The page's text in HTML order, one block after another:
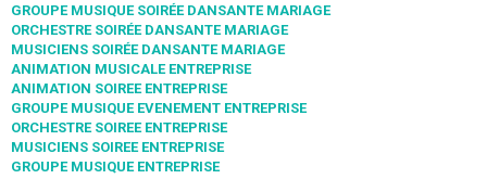
GROUPE MUSIQUE SOIRÉE DANSANTE MARIAGE
ORCHESTRE SOIRÉE DANSANTE MARIAGE
MUSICIENS SOIRÉE DANSANTE MARIAGE
ANIMATION MUSICALE ENTREPRISE
ANIMATION SOIREE ENTREPRISE
GROUPE MUSIQUE EVENEMENT ENTREPRISE
ORCHESTRE SOIREE ENTREPRISE
MUSICIENS SOIREE ENTREPRISE
GROUPE MUSIQUE ENTREPRISE